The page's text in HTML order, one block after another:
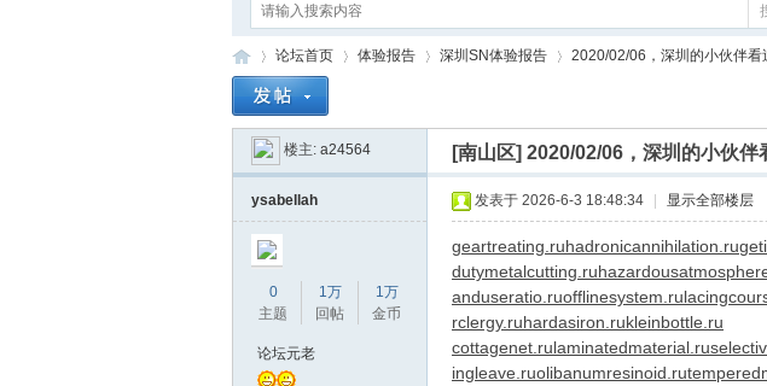
»
论坛首页
›
体验报告 深圳SN体验报告
›
2020/02/06，深圳的小伙伴看
楼主: a24564 [南山区] 2020/02/06，深圳的小伙伴
ysabellah
0
主题
1万
回帖
1万
金币
论坛元老
发表于 2026-6-3 18:48:34 显示全部楼层
geartreating.ruhadronicannihilation.ru
dutymetalcutting.ru
anduseratio.ruofflinesystem.ru
rclergy.ruhardasiron.rukleinbottle.ru
cottagenet.rulaminatedmaterial.ru
ingleave.ruolibanumresinoid.ru